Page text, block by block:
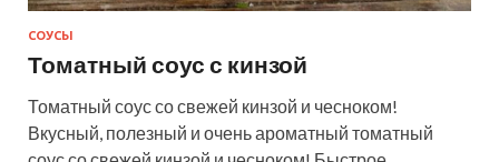
СОУСЫ
Томатный соус с кинзой
Томатный соус со свежей кинзой и чесноком!
Вкусный, полезный и очень ароматный томатный